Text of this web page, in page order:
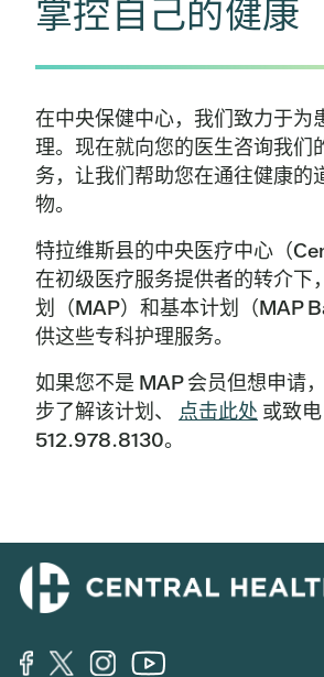
掌控自己的健康
在中央保健中心，我们致力于为
理。现在就向您的医生咨询我们
务，让我们帮助您在通往健康的
物。
特拉维斯县的中央医疗中心（
在初级医疗服务提供者的转介下
划（MAP）和基本计划（MAP
供这些专科护理服务。
如果您不是 MAP 会员但想申请
步了解该计划、 点击此处 或致电
512.978.8130。